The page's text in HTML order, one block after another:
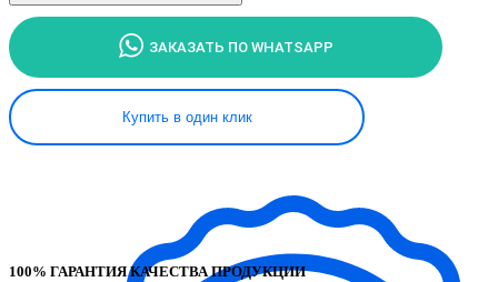
ЗАКАЗАТЬ ПО WHATSAPP
Купить в один клик
100% ГАРАНТИЯ КАЧЕСТВА ПРОДУКЦИИ